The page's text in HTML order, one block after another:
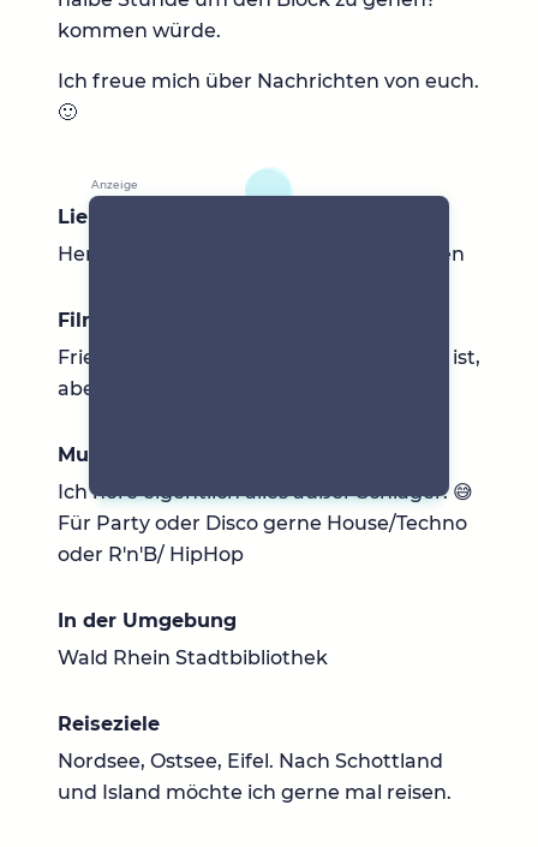
kommen würde.
Ich freue mich über Nachrichten von euch.
🙂
Lieblingsbücher
Herr der Ringe Die Zwerge Schattenelfen
Filme & Serien
Friends, Herr der Ringe. Alles, was lustig ist,
aber auch gerne mal Fußball
Musik
Ich höre eigentlich alles außer Schlager. 😅
Für Party oder Disco gerne House/Techno
oder R'n'B/ HipHop
In der Umgebung
Wald Rhein Stadtbibliothek
Reiseziele
Nordsee, Ostsee, Eifel. Nach Schottland
und Island möchte ich gerne mal reisen.